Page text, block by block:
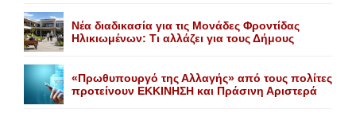
Nέα διαδικασία για τις Mονάδες Φροντίδας
Hλικιωμένων: Tι αλλάζει για τους Δήμους
«Πρωθυπουργό της Αλλαγής» από τους πολίτες
προτείνουν EKKINHΣΗ και Πράσινη Αριστερά